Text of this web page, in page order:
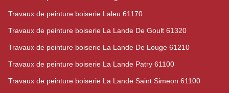
Travaux de peinture boiserie Laleu 61170
Travaux de peinture boiserie La Lande De Goult 61320
Travaux de peinture boiserie La Lande De Louge 61210
Travaux de peinture boiserie La Lande Patry 61100
Travaux de peinture boiserie La Lande Saint Simeon 61100